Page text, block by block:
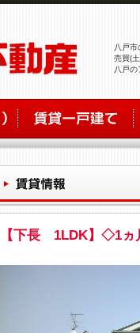
八戸
売買(
八戸の
【下長 1LDK】◇1ヵ